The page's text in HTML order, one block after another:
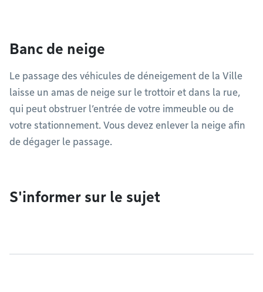
Banc de neige
Le passage des véhicules de déneigement de la Ville
laisse un amas de neige sur le trottoir et dans la rue,
qui peut obstruer l’entrée de votre immeuble ou de
votre stationnement. Vous devez enlever la neige afin
de dégager le passage.
S'informer sur le sujet